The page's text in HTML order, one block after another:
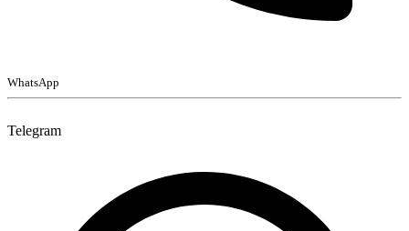
WhatsApp
Telegram